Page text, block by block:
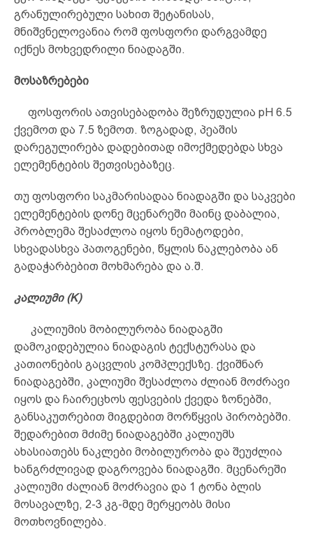
გრანულირებული სახით შეტანისას,
მნიშვნელოვანია რომ ფოსფორი დარგვამდე
იქნეს მოხვედრილი ნიადაგში.
მოსაზრებები
ფოსფორის ათვისებადობა შეზრუდულია pH 6.5
ქვემოთ და 7.5 ზემოთ. ზოგადად, პეაშის
დარეგულირება დადებითად იმოქმედებდა სხვა
ელემენტების შეთვისებაზეც.
თუ ფოსფორი საკმარისადაა ნიადაგში და საკვები
ელემენტების დონე მცენარეში მაინც დაბალია,
პრობლემა შესაძლოა იყოს ნემატოდები,
სხვადასხვა პათოგენები, წყლის ნაკლებობა ან
გადაჭარბებით მოხმარება და ა.შ.
კალიუმი(K)
კალიუმის მობილურობა ნიადაგში
დამოკიდებულია ნიადაგის ტექსტურასა და
კათიონების გაცვლის კომპლექსზე. ქვიშნარ
ნიადაგებში, კალიუმი შესაძლოა ძლიან მოძრავი
იყოს და ჩაირეცხოს ფესვების ქვედა ზონებში,
განსაკუთრებით მიგდებით მორწყვის პირობებში.
შედარებით მძიმე ნიადაგებში კალიუმს
ახასიათებს ნაკლები მობილურობა და შეუძლია
ხანგრძლივად დაგროვება ნიადაგში. მცენარეში
კალიუმი ძალიან მოძრავია და 1 ტონა ბლის
მოსავალზე, 2-3 კგ-მდე მერყეობს მისი
მოთხოვნილება.